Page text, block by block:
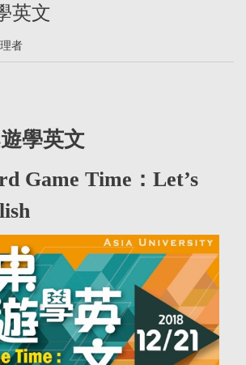
英文
者
學英文
Game Time：Let’s